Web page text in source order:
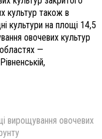
культур також в
культури на площі 14,5
овочевих культур
—
вирощування овочевих